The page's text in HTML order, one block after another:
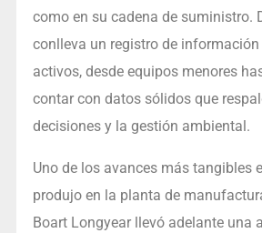
como en su cadena de suministro.
conlleva un registro de
activos, desde equipos menores
contar con datos sólidos que
decisiones y la gestión ambiental.
Uno de los avances más tangibles
produjo en la planta de
Boart Longyear llevó adelante una